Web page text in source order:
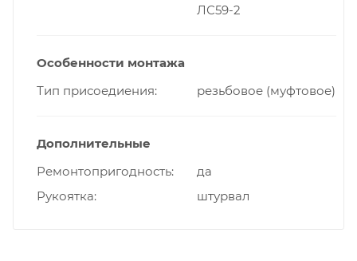
ЛС59-2
Особенности монтажа
Тип присоедиения
резьбовое (муфтовое)
Дополнительные
Ремонтопригодность
да
Рукоятка
штурвал